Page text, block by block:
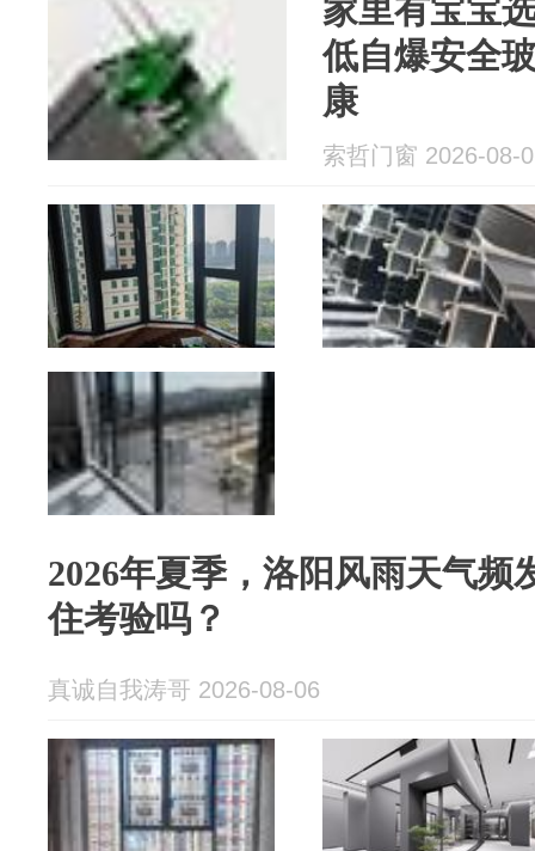
家里有宝宝
低自爆安全
康
索哲门窗 2026-08-
2026年夏季，洛阳风雨天气频
住考验吗？
真诚自我涛哥 2026-08-06